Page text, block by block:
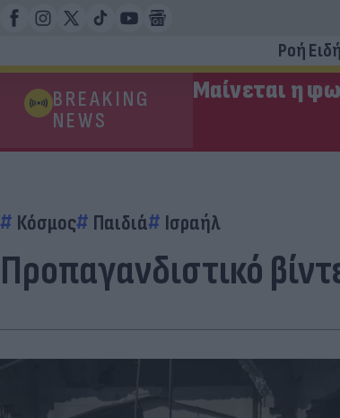
Ροή
BREAKING
NEWS
Μαίνεται η
Κόσμος Παιδιά Ισραήλ
Προπαγανδιστικό